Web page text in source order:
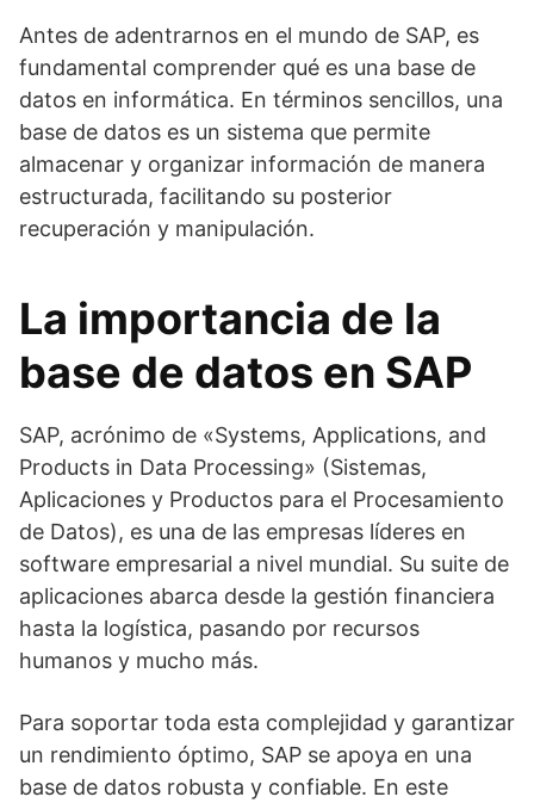
Antes de adentrarnos en el mundo de SAP, es
fundamental comprender qué es una base de
datos en informática. En términos sencillos, una
base de datos es un sistema que permite
almacenar y organizar información de manera
estructurada, facilitando su posterior
recuperación y manipulación.
La importancia de la
base de datos en SAP
SAP, acrónimo de «Systems, Applications, and
Products in Data Processing» (Sistemas,
Aplicaciones y Productos para el Procesamiento
de Datos), es una de las empresas líderes en
software empresarial a nivel mundial. Su suite de
aplicaciones abarca desde la gestión financiera
hasta la logística, pasando por recursos
humanos y mucho más.
Para soportar toda esta complejidad y garantizar
un rendimiento óptimo, SAP se apoya en una
base de datos robusta y confiable. En este